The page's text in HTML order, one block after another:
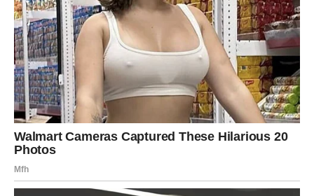
muzičkom okruženju, odlučio se dodatno obrazovati kroz
studije dizajna i snimanja zvuka, što mu je omogućilo da
stekne znanje koje će mu koristiti u njegovoj muzičkoj karijeri.
Njegova karijera obuhvata izuzetne projekte, tri objavljena
albuma i brojne hitove, a istovremeno gradi svoj identitet kao
samostalni umetnik. S druge strane, Marko, kao mlađi brat,
možda ne uživa istu medijsku pažnju, ali se jednako
posvećeno bori da pronađe svoj glas. Njegova posvećenost
muzici i talenti dolaze do izražaja kroz brojne nastupe i
autorske radove koji doprinose očuvanju muzičkog nasleđa
porodice Rokvić.